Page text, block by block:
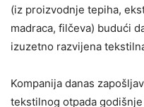
(iz proizvodnje tepiha,
madraca, filčeva) budući
izuzetno razvijena
Kompanija danas
tekstilnog otpada